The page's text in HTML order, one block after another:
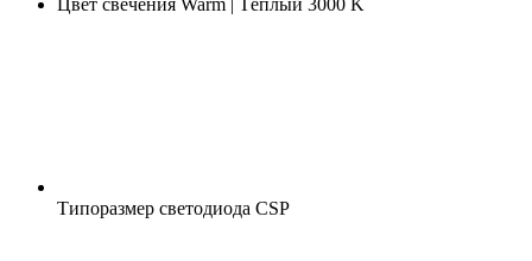
Типоразмер светодиода CSP